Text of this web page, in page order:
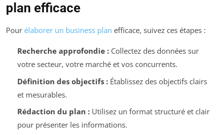
plan efficace
Pour élaborer un business plan efficace, suivez ces étapes :
Recherche approfondie :Collectez des données sur
votre secteur, votre marché et vos concurrents.
Définition des objectifs :Établissez des objectifs clairs
et mesurables.
Rédaction du plan :Utilisez un format structuré et clair
pour présenter les informations.